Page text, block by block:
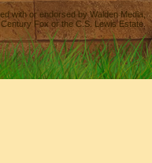
with or endorsed byWalden Media
Fox or the C.S. Lewis Estate.